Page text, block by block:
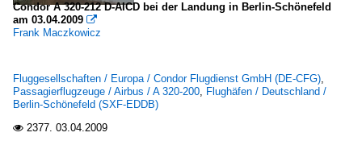
Condor A 320-212 D-AICD bei der Landung in Berlin-Schönefeld
am 03.04.2009 
Frank Maczkowicz
Fluggesellschaften / Europa / Condor Flugdienst GmbH (DE-CFG),
Passagierflugzeuge / Airbus / A 320-200, Flughäfen / Deutschland /
Berlin-Schönefeld (SXF-EDDB)
 2377. 03.04.2009